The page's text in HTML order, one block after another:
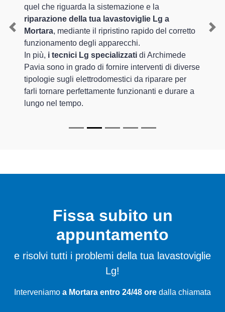
quel che riguarda la sistemazione e la
riparazione della tua lavastoviglie Lg a
Mortara, mediante il ripristino rapido del corretto
funzionamento degli apparecchi.
In più, i tecnici Lg specializzati di Archimede
Pavia sono in grado di fornire interventi di diverse
tipologie sugli elettrodomestici da riparare per
farli tornare perfettamente funzionanti e durare a
lungo nel tempo.
Previous
Fissa subito un
appuntamento
e risolvi tutti i problemi della tua lavastoviglie
Lg!
Interveniamo a Mortara entro 24/48 ore dalla chiamata